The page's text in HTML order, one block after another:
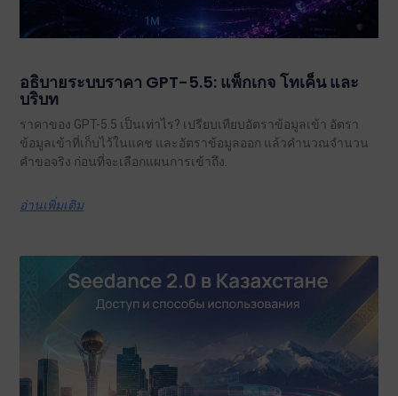
อธิบายระบบราคา GPT-5.5: แพ็กเกจ โทเค็น และ
บริบท
ราคาของ GPT-5.5 เป็นเท่าไร? เปรียบเทียบอัตราข้อมูลเข้า อัตรา
ข้อมูลเข้าที่เก็บไว้ในแคช และอัตราข้อมูลออก แล้วคำนวณจำนวน
คำขอจริง ก่อนที่จะเลือกแผนการเข้าถึง.
อ่านเพิ่มเติม